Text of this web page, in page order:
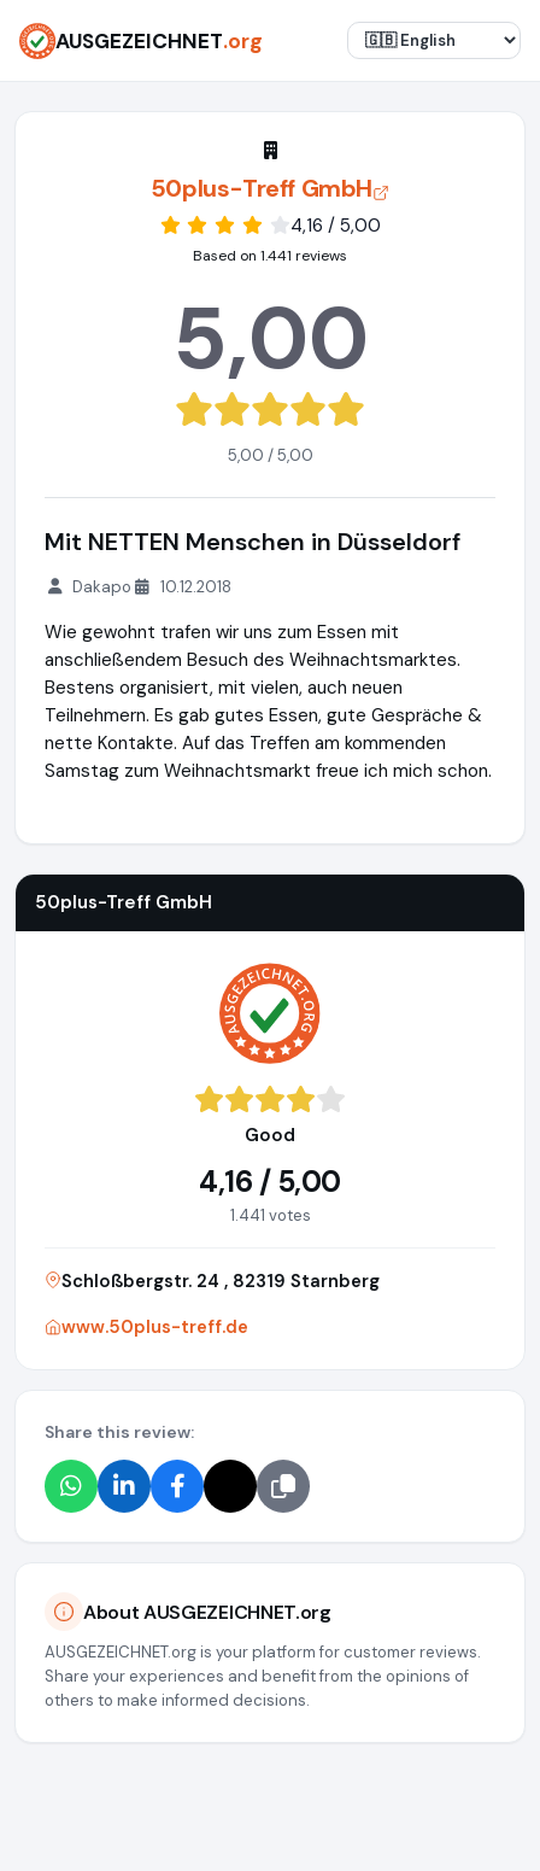
AUSGEZEICHNET.org
50plus-Treff GmbH
4,16 / 5,00
Based on 1.441 reviews
5,00
5,00 / 5,00
Mit NETTEN Menschen in Düsseldorf
Dakapo 10.12.2018
Wie gewohnt trafen wir uns zum Essen mit
anschließendem Besuch des Weihnachtsmarktes.
Bestens organisiert, mit vielen, auch neuen
Teilnehmern. Es gab gutes Essen, gute Gespräche &
nette Kontakte. Auf das Treffen am kommenden
Samstag zum Weihnachtsmarkt freue ich mich schon.
50plus-Treff GmbH
Good
4,16 / 5,00
1.441 votes
Schloßbergstr. 24 , 82319 Starnberg
www.50plus-treff.de
Share this review:
About AUSGEZEICHNET.org
AUSGEZEICHNET.org is your platform for customer reviews.
Share your experiences and benefit from the opinions of
others to make informed decisions.